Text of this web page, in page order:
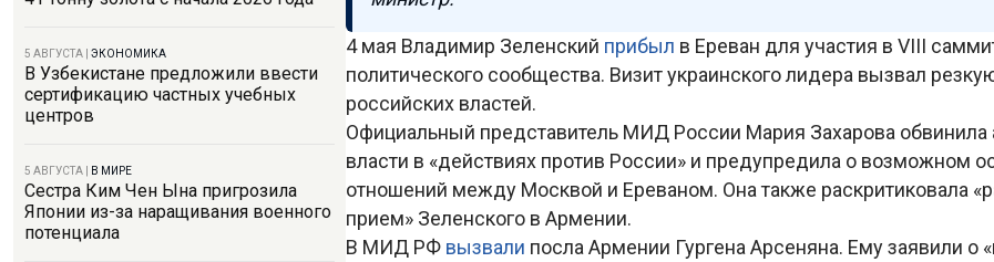
5 АВГУСТА ЭКОНОМИКА
В Узбекистане предложили ввести
сертификацию частных учебных
центров
5 АВГУСТА В МИРЕ
Сестра Ким Чен Ына пригрозила
Японии из-за наращивания военного
потенциала
4 мая Владимир Зеленский прибыл в Ереван для участия в VIII
политического сообщества. Визит украинского лидера вызвал
российских властей.
Официальный представитель МИД России Мария Захарова обвинила
власти в «действиях против России» и предупредила о возможном
отношений между Москвой и Ереваном. Она также раскритиковала
прием» Зеленского в Армении.
В МИД РФ вызвали посла Армении Гургена Арсеняна. Ему заявили о